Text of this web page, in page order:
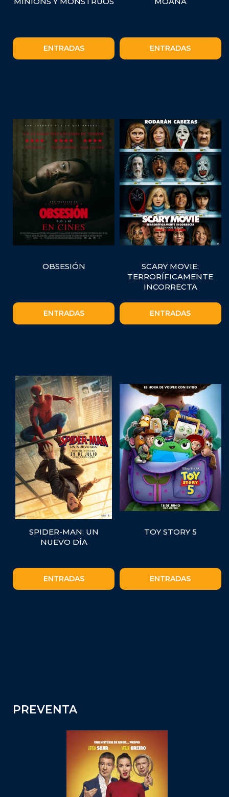
ENTRADAS ENTRADAS
OBSESIÓN
ENTRADAS
SCARY MOVIE:
TERRORÍFICAMENTE
INCORRECTA
ENTRADAS
SPIDER-MAN: UN
NUEVO DÍA
ENTRADAS
TOY STORY 5
ENTRADAS
PREVENTA